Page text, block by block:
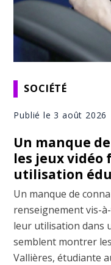
SOCIÉTÉ
Publié le 3 août 2026
Un manque
les jeux
utilisation
Un manque de
renseignement vis-
leur utilisation dans
semblent montrer
Vallières, étudiante